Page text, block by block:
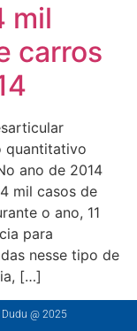
mil
carros
quantitativo
ano de 2014
mil casos de
o ano, 11
para
nesse tipo de
[…]
@ 2025